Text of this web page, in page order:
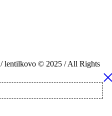
/ lentilkovo © 2025 / All Rights